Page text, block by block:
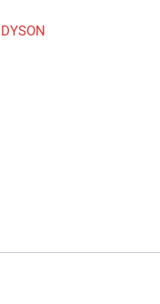
(Amber
DYSON